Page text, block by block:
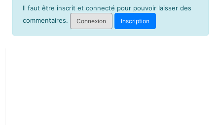
Il faut être inscrit et connecté pour pouvoir laisser des
commentaires.
Connexion Inscription